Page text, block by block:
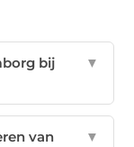
bij
▼
van
▼